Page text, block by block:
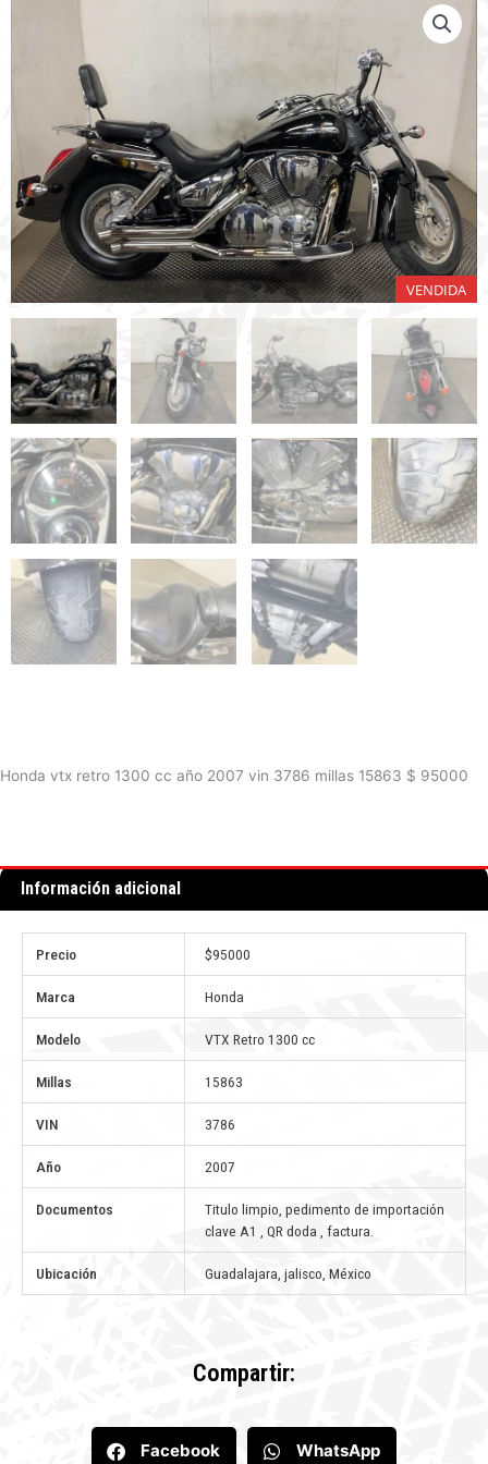
VENDIDA
Honda vtx retro 1300 cc año 2007 vin 3786 millas 15863 $ 95000
Información adicional
Precio $95000
Marca Honda
Modelo VTX Retro 1300 cc
Millas 15863
VIN 3786
Año 2007
Documentos
Titulo limpio, pedimento de importación
clave A1 , QR doda , factura.
Ubicación Guadalajara, jalisco, México
Compartir:
Facebook WhatsApp